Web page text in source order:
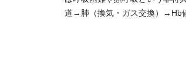
道→肺（換気・ガス交換）→Hb